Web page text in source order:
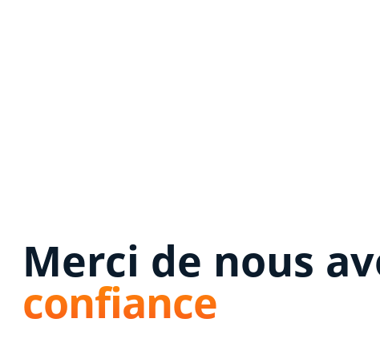
Merci de nous
confiance